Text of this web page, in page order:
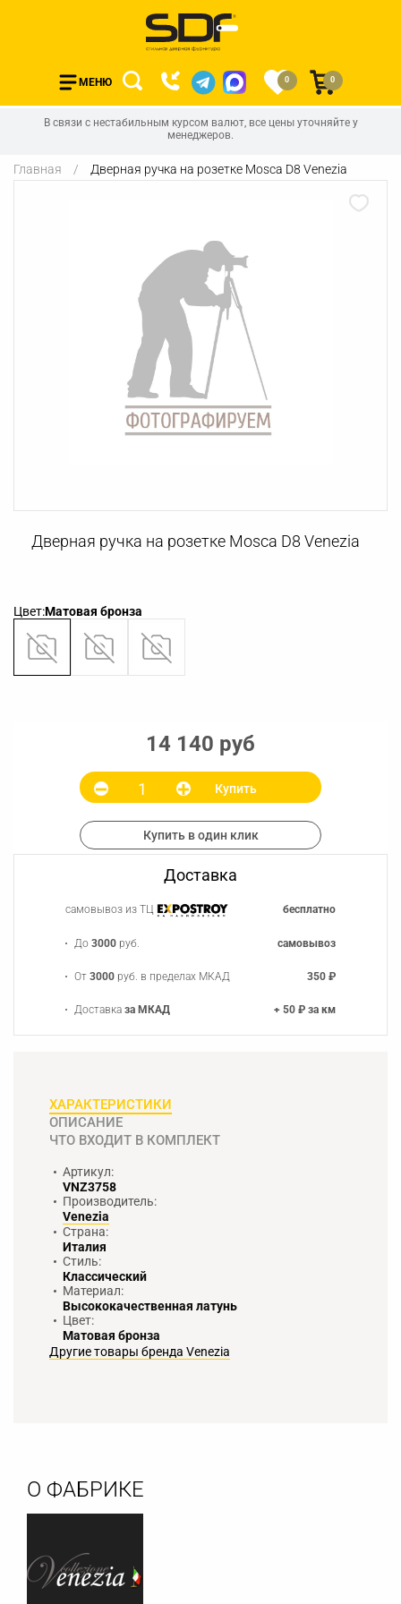
МЕНЮ 0 0
В связи с нестабильным курсом валют, все цены уточняйте у
менеджеров.
Главная Дверная ручка на розетке Mosca D8 Venezia
Дверная ручка на розетке Mosca D8 Venezia
Цвет:Матовая бронза
14 140 руб
Купить
Купить в один клик
Доставка
самовывоз из ТЦ бесплатно
До3000 руб. самовывоз
От3000 руб. в пределах МКАД 350 ₽
Доставказа МКАД + 50 ₽ за км
ХАРАКТЕРИСТИКИ
ОПИСАНИЕ
ЧТО ВХОДИТ В КОМПЛЕКТ
Артикул:
VNZ3758
Производитель:
Venezia
Страна:
Италия
Стиль:
Классический
Материал:
Высококачественная латунь
Цвет:
Матовая бронза
Другие товары бренда Venezia
О ФАБРИКЕ